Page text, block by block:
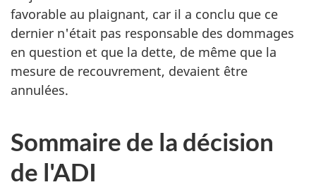
favorable au plaignant, car il a conclu que ce
dernier n'était pas responsable des dommages
en question et que la dette, de même que la
mesure de recouvrement, devaient être
annulées.
Sommaire de la décision
de l'ADI